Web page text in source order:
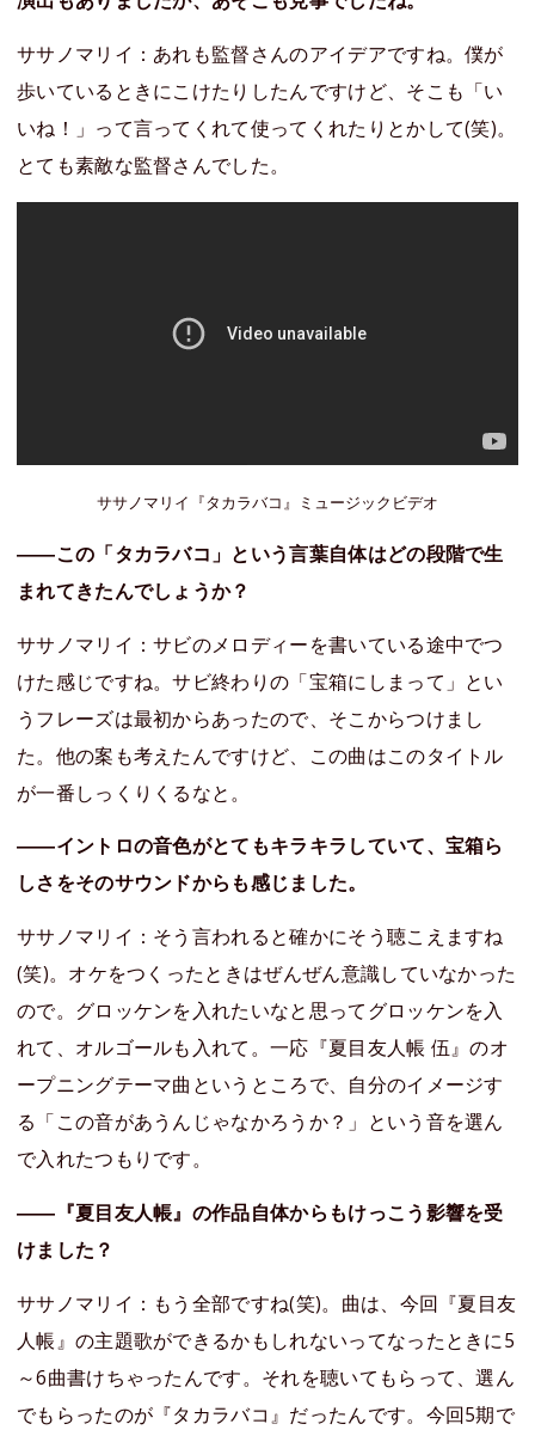
ササノマリイ：あれも監督さんのアイデアですね。僕が
歩いているときにこけたりしたんですけど、そこも「い
いね！」って言ってくれて使ってくれたりとかして(笑)。
とても素敵な監督さんでした。
ササノマリイ『タカラバコ』ミュージックビデオ
――この「タカラバコ」という言葉自体はどの段階で生
まれてきたんでしょうか？
ササノマリイ：サビのメロディーを書いている途中でつ
けた感じですね。サビ終わりの「宝箱にしまって」とい
うフレーズは最初からあったので、そこからつけまし
た。他の案も考えたんですけど、この曲はこのタイトル
が一番しっくりくるなと。
――イントロの音色がとてもキラキラしていて、宝箱ら
しさをそのサウンドからも感じました。
ササノマリイ：そう言われると確かにそう聴こえますね
(笑)。オケをつくったときはぜんぜん意識していなかった
ので。グロッケンを入れたいなと思ってグロッケンを入
れて、オルゴールも入れて。一応『夏目友人帳 伍』のオ
ープニングテーマ曲というところで、自分のイメージす
る「この音があうんじゃなかろうか？」という音を選ん
で入れたつもりです。
――『夏目友人帳』の作品自体からもけっこう影響を受
けました？
ササノマリイ：もう全部ですね(笑)。曲は、今回『夏目友
人帳』の主題歌ができるかもしれないってなったときに5
～6曲書けちゃったんです。それを聴いてもらって、選ん
でもらったのが『タカラバコ』だったんです。今回5期で